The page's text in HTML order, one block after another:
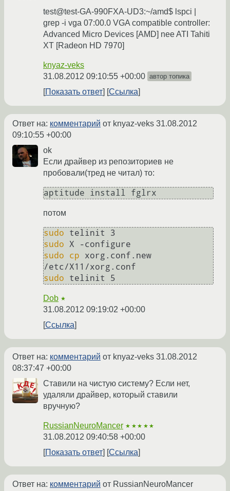
test@test-GA-990FXA-UD3:~/amd$ lspci |
grep -i vga 07:00.0 VGA compatible controller:
Advanced Micro Devices [AMD] nee ATI Tahiti
XT [Radeon HD 7970]
knyaz-veks
31.08.2012 09:10:55 +00:00 автор топика
Показать ответ Ссылка
Ответ на: комментарий от knyaz-veks 31.08.2012
09:10:55 +00:00
ok
Если драйвер из репозиториев не
пробовали(тред не читал) то:
aptitude install fglrx
потом
sudo
sudo
sudo
cp xorg.conf.new
sudo
Dob ★
31.08.2012 09:19:02 +00:00
Ссылка
Ответ на: комментарий от knyaz-veks 31.08.2012
08:37:47 +00:00
Ставили на чистую систему? Если нет,
удаляли драйвер, который ставили
вручную?
RussianNeuroMancer ★★★★★
31.08.2012 09:40:58 +00:00
Показать ответ
Ссылка
Ответ на: комментарий от RussianNeuroMancer